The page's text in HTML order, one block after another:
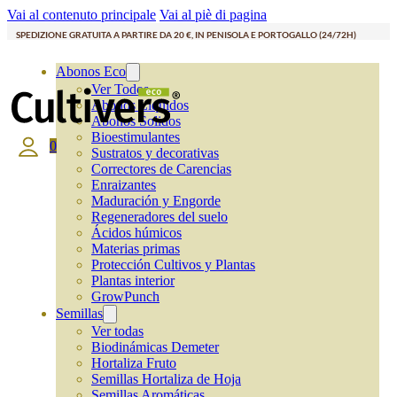
Vai al contenuto principale Vai al piè di pagina
SPEDIZIONE GRATUITA A PARTIRE DA 20 €, IN PENISOLA E PORTOGALLO (24/72H)
Abonos Eco
Ver Todos
Abonos Líquidos
Abonos Solidos
Bioestimulantes
Sustratos y decorativas
Correctores de Carencias
Enraizantes
Maduración y Engorde
Regeneradores del suelo
Ácidos húmicos
Materias primas
Protección Cultivos y Plantas
Plantas interior
GrowPunch
Semillas
Ver todas
Biodinámicas Demeter
Hortaliza Fruto
Semillas Hortaliza de Hoja
0